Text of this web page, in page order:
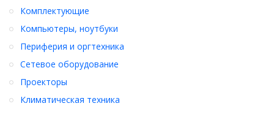
Комплектующие
Компьютеры, ноутбуки
Периферия и оргтехника
Сетевое оборудование
Проекторы
Климатическая техника